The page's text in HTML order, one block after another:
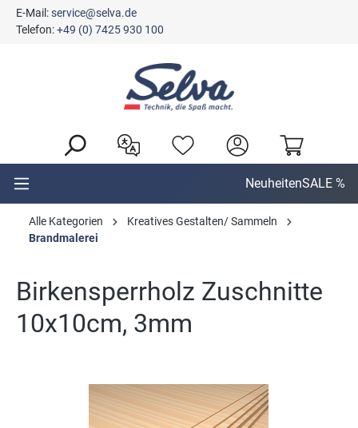
springen
E-Mail:service@selva.de
Telefon:+49 (0) 7425 930 100
NeuheitenSALE %
Alle Kategorien
Kreatives Gestalten/ Sammeln
Brandmalerei
Birkensperrholz Zuschnitte
10x10cm, 3mm
Bildergalerie überspringen